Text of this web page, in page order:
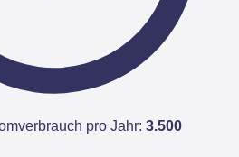
pro Jahr: 3.500